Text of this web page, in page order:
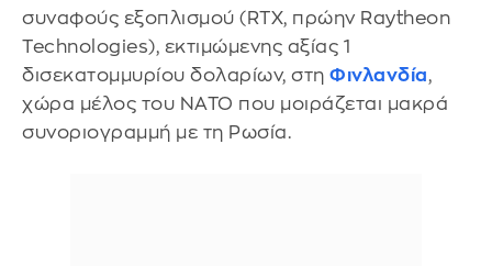
συναφούς εξοπλισμού (RTX, πρώην Raytheon
Technologies), εκτιμώμενης αξίας 1
δισεκατομμυρίου δολαρίων, στη Φινλανδία,
χώρα μέλος του NATO που μοιράζεται μακρά
συνοριογραμμή με τη Ρωσία.